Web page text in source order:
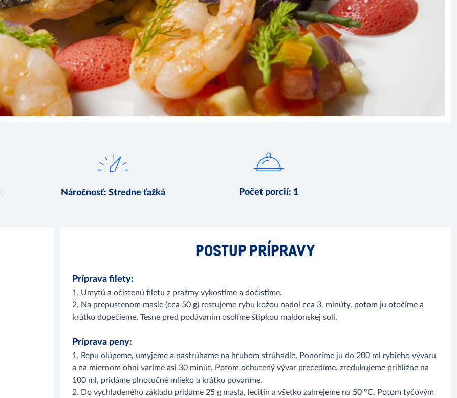
Náročnosť: Stredne ťažká Počet porcií: 1
POSTUP PRÍPRAVY
Príprava filety:
1. Umytú a očistenú filetu z pražmy vykostíme a dočistíme.
2. Na prepustenom masle (cca 50 g) restujeme rybu kožou nadol cca 3. minúty, potom ju otočíme a
krátko dopečieme. Tesne pred podávaním osolíme štipkou maldonskej soli.
Príprava peny:
1. Repu olúpeme, umyjeme a nastrúhame na hrubom strúhadle. Ponoríme ju do 200 ml rybieho vývaru
a na miernom ohni varíme asi 30 minút. Potom ochutený vývar precedíme, zredukujeme približne na
100 ml, pridáme plnotučné mlieko a krátko povaríme.
2. Do vychladeného základu pridáme 25 g masla, lecitín a všetko zahrejeme na 50 °C. Potom tyčovým